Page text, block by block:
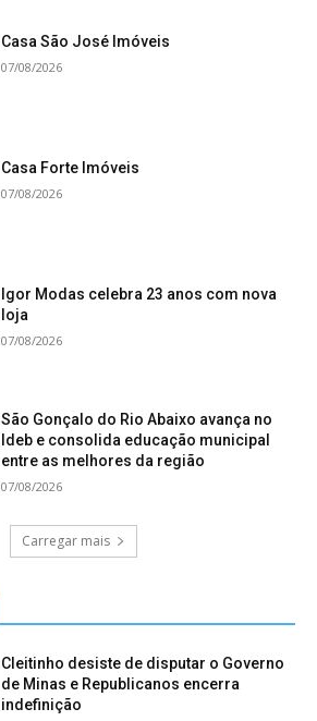
Casa São José Imóveis
07/08/2026
Casa Forte Imóveis
07/08/2026
Igor Modas celebra 23 anos com nova
loja
07/08/2026
São Gonçalo do Rio Abaixo avança no
Ideb e consolida educação municipal
entre as melhores da região
07/08/2026
Carregar mais
Cleitinho desiste de disputar o Governo
de Minas e Republicanos encerra
indefinição